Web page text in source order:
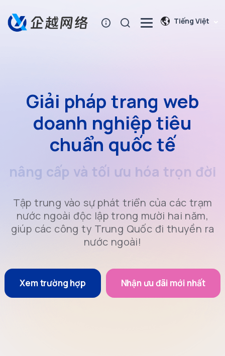
Tiếng Việt
Giải pháp trang web
doanh nghiệp tiêu
chuẩn quốc tế
nâng cấp và tối ưu hóa trọn đời
Tập trung vào sự phát triển của các trạm
nước ngoài độc lập trong mười hai năm,
giúp các công ty Trung Quốc đi thuyền ra
nước ngoài!
Xem trường hợp Nhận ưu đãi mới nhất